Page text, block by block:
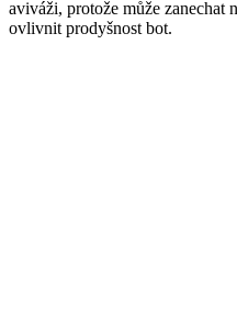
aviváži, protože může zanechat
ovlivnit prodyšnost bot.